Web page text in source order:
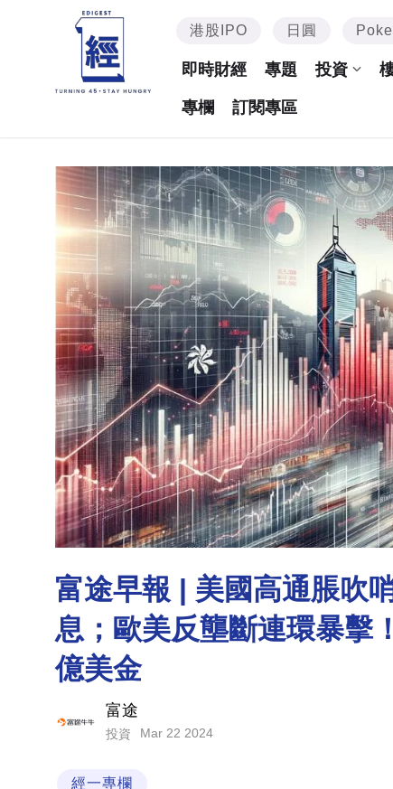
港股IPO 日圓
即時財經 專題 投資
專欄 訂閱專區
富途早報 | 美國高通脹吹
息；歐美反壟斷連環暴擊
億美金
富途
投資 Mar 22 2024
經一專欄